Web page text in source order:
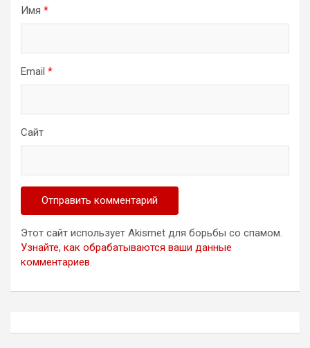
Имя *
Email *
Сайт
Этот сайт использует Akismet для борьбы со спамом.
Узнайте, как обрабатываются ваши данные
комментариев.